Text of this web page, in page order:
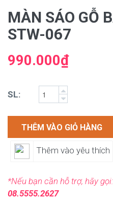
MÀN SÁO GỖ
STW-067
990.000₫
SL:
THÊM VÀO GIỎ HÀNG
Thêm vào yêu thích
*Nếu bạn cần hỗ trợ, hãy gọi:
08.5555.2627